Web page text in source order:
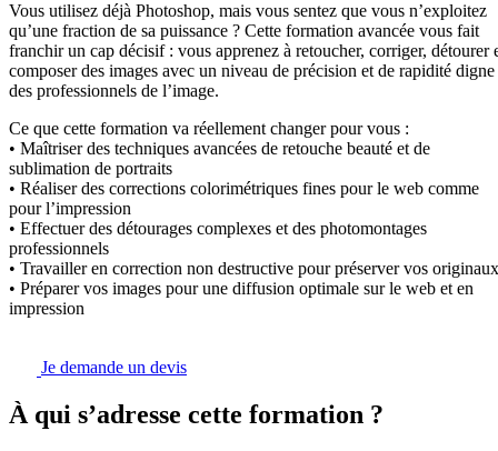
Vous utilisez déjà Photoshop, mais vous sentez que vous n’exploitez
qu’une fraction de sa puissance ? Cette formation avancée vous fait
franchir un cap décisif : vous apprenez à retoucher, corriger, détourer
composer des images avec un niveau de précision et de rapidité digne
des professionnels de l’image.
Ce que cette formation va réellement changer pour vous :
• Maîtriser des techniques avancées de retouche beauté et de
sublimation de portraits
• Réaliser des corrections colorimétriques fines pour le web comme
pour l’impression
• Effectuer des détourages complexes et des photomontages
professionnels
• Travailler en correction non destructive pour préserver vos originaux
• Préparer vos images pour une diffusion optimale sur le web et en
impression
Je demande un devis
À qui s’adresse cette formation ?